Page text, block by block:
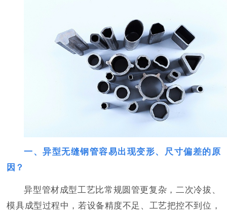
一、异型无缝钢管容易出现变形、尺寸偏差的原
因？
异型管材成型工艺比常规圆管更复杂，二次冷拔、
模具成型过程中，若设备精度不足、工艺把控不到位，